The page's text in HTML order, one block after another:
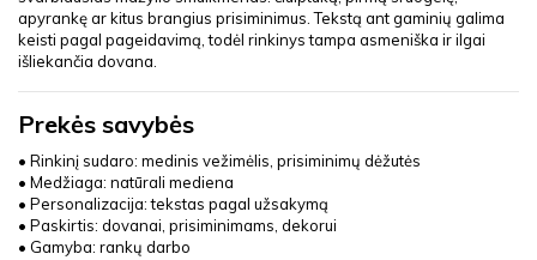
apyrankę ar kitus brangius prisiminimus. Tekstą ant gaminių galima
keisti pagal pageidavimą, todėl rinkinys tampa asmeniška ir ilgai
išliekančia dovana.
Prekės savybės
• Rinkinį sudaro: medinis vežimėlis, prisiminimų dėžutės
• Medžiaga: natūrali mediena
• Personalizacija: tekstas pagal užsakymą
• Paskirtis: dovanai, prisiminimams, dekorui
• Gamyba: rankų darbo